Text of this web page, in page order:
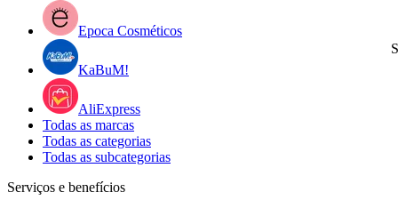
Epoca Cosméticos
KaBuM!
AliExpress
Todas as marcas
Todas as categorias
Todas as subcategorias
Serviços e benefícios